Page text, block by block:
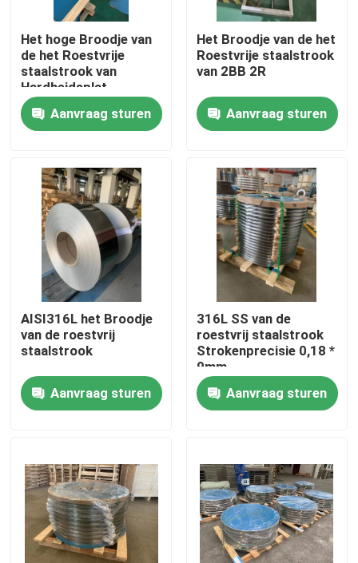
Huis
Producten
Video's
Ongeveer ons
Fabrieksreis
Kwaliteitscontrole
Contacteer ons
Verzoek om een Citaat
316l roestvrij staalstroken
304L roestvrij staalstroken
Het hoge Broodje van
de het Roestvrije
staalstrook van
Hardheidsplat
Aanvraag sturen
Het Broodje van de het
Roestvrije staalstrook
van 2BB 2R
Aanvraag sturen
AISI316L het Broodje
van de roestvrij
staalstrook
Aanvraag sturen
316L SS van de
roestvrij staalstrook
Strokenprecisie 0,18 *
9mm
Aanvraag sturen